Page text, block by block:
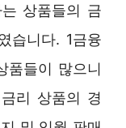
상품들의 금
습니다. 1금융
품들이 많으니
리 상품의 경